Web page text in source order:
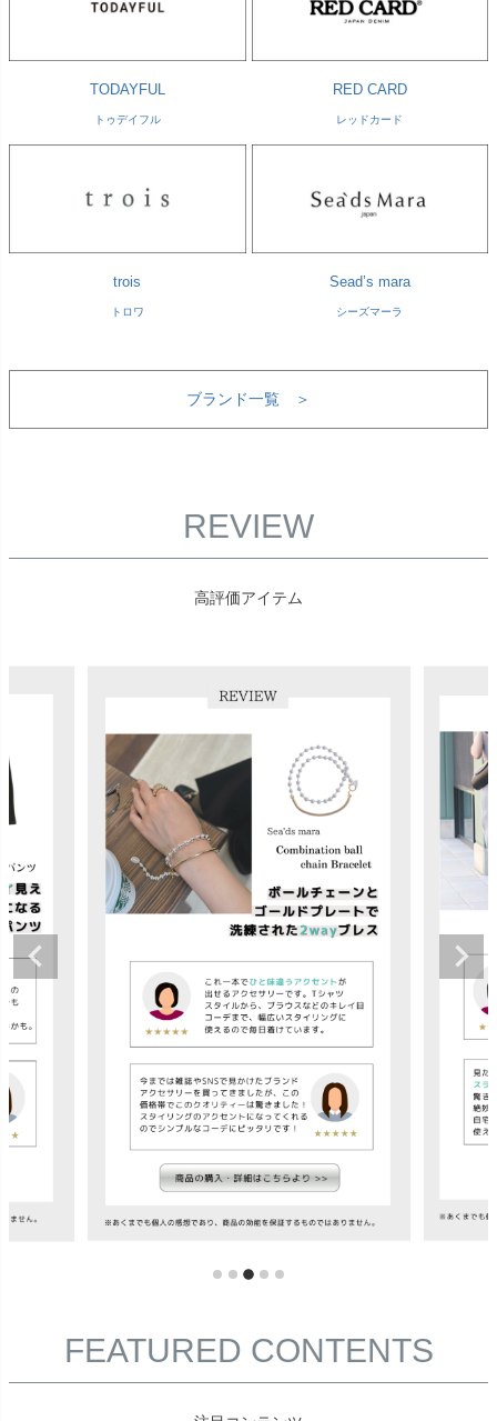
TODAYFUL
トゥデイフル
RED CARD
レッドカード
trois
トロワ
Sead’s mara
シーズマーラ
ブランド一覧 ＞
REVIEW
高評価アイテム
FEATURED CONTENTS